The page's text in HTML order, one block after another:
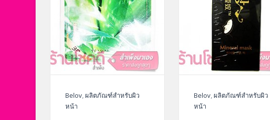
Belov,ผลิตภัณฑ์สำหรับผิว
หน้า
Belov,ผลิตภัณฑ์สำหรับผิว
หน้า